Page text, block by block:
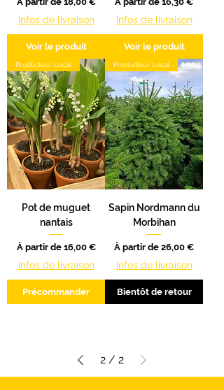
Infos de livraison
Voir le produit
Infos de livraison
Voir le produit
Producteur Local
Pot de muguet
nantais
À partir de 16,00 €
Prix promotionnel
Infos de livraison
Précommander
Producteur Local
Sapin Nordmann du
Morbihan
À partir de 26,00 €
Prix promotionnel
Infos de livraison
Bientôt de retour
2 / 2